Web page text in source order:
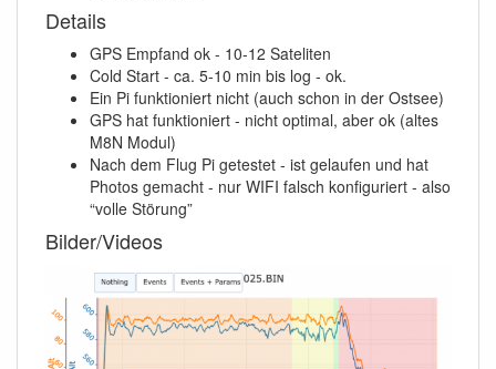
Details
GPS Empfand ok - 10-12 Sateliten
Cold Start - ca. 5-10 min bis log - ok.
Ein Pi funktioniert nicht (auch schon in der Ostsee)
GPS hat funktioniert - nicht optimal, aber ok (altes
M8N Modul)
Nach dem Flug Pi getestet - ist gelaufen und hat
Photos gemacht - nur WIFI falsch konfiguriert - also
“volle Störung”
Bilder/Videos